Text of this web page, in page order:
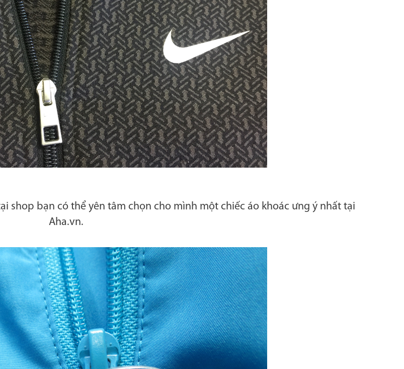
shop bạn có thể yên tâm chọn cho mình một chiếc áo khoác ưng ý nhất tại
Aha.vn.